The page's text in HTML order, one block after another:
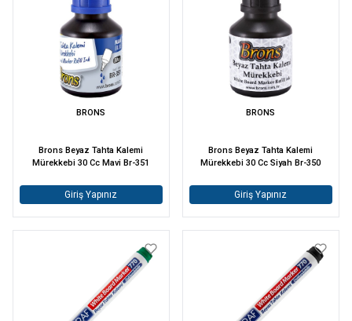
BRONS
Brons Beyaz Tahta Kalemi
Mürekkebi 30 Cc Mavi Br-351
Giriş Yapınız
BRONS
Brons Beyaz Tahta Kalemi
Mürekkebi 30 Cc Siyah Br-350
Giriş Yapınız